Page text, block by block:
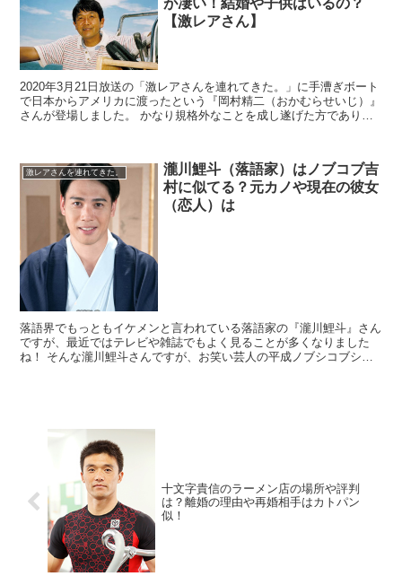
が凄い！結婚や子供はいるの？
【激レアさん】
2020年3月21日放送の「激レアさんを連れてきた。」に手漕ぎボート
で日本からアメリカに渡ったという『岡村精二（おかむらせいじ）』
さんが登場しました。 かなり規格外なことを成し遂げた方でありま
激レアさんを連れてきた。
瀧川鯉斗（落語家）はノブコブ吉
村に似てる？元カノや現在の彼女
（恋人）は
落語界でもっともイケメンと言われている落語家の『瀧川鯉斗』さん
ですが、最近ではテレビや雑誌でもよく見ることが多くなりました
ね！ そんな瀧川鯉斗さんですが、お笑い芸人の平成ノブシコブシの
十文字貴信のラーメン店の場所や評判
は？離婚の理由や再婚相手はカトパン
似！